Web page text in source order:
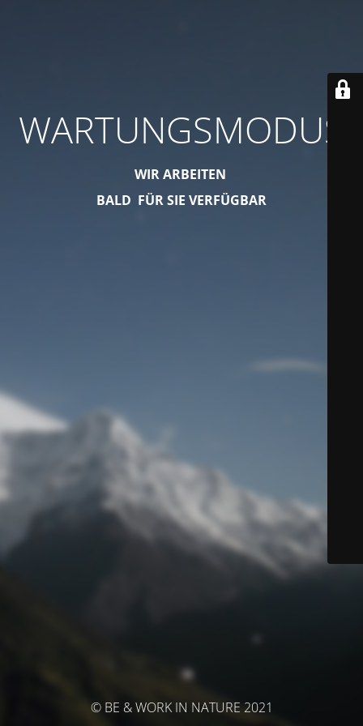
WARTUNGSMODUS
WIR ARBEITEN
BALD FÜR SIE VERFÜGBAR
© BE & WORK IN NATURE 2021